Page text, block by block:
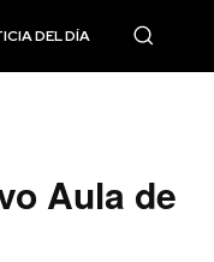
DEL DÍA
Aula de